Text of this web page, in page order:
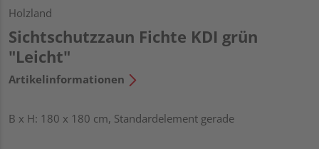
Holzland
Sichtschutzzaun Fichte KDI grün
"Leicht"
Artikelinformationen
B x H: 180 x 180 cm, Standardelement gerade